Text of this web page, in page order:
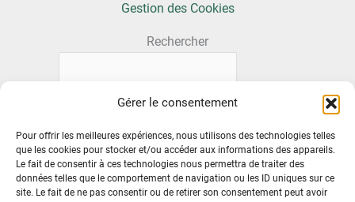
Gérer le consentement
Pour offrir les meilleures expériences, nous utilisons des technologies telles
que les cookies pour stocker et/ou accéder aux informations des appareils.
Le fait de consentir à ces technologies nous permettra de traiter des
données telles que le comportement de navigation ou les ID uniques sur ce
site. Le fait de ne pas consentir ou de retirer son consentement peut avoir
Gestion des Cookies
Rechercher